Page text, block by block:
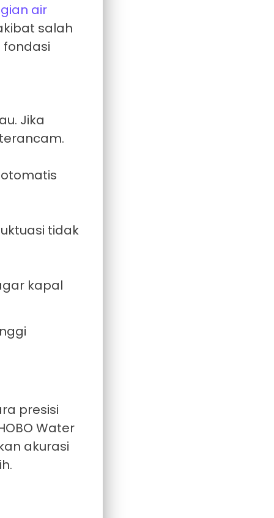
air
salah
Jika
tidak
kapal
presisi
Water
akurasi